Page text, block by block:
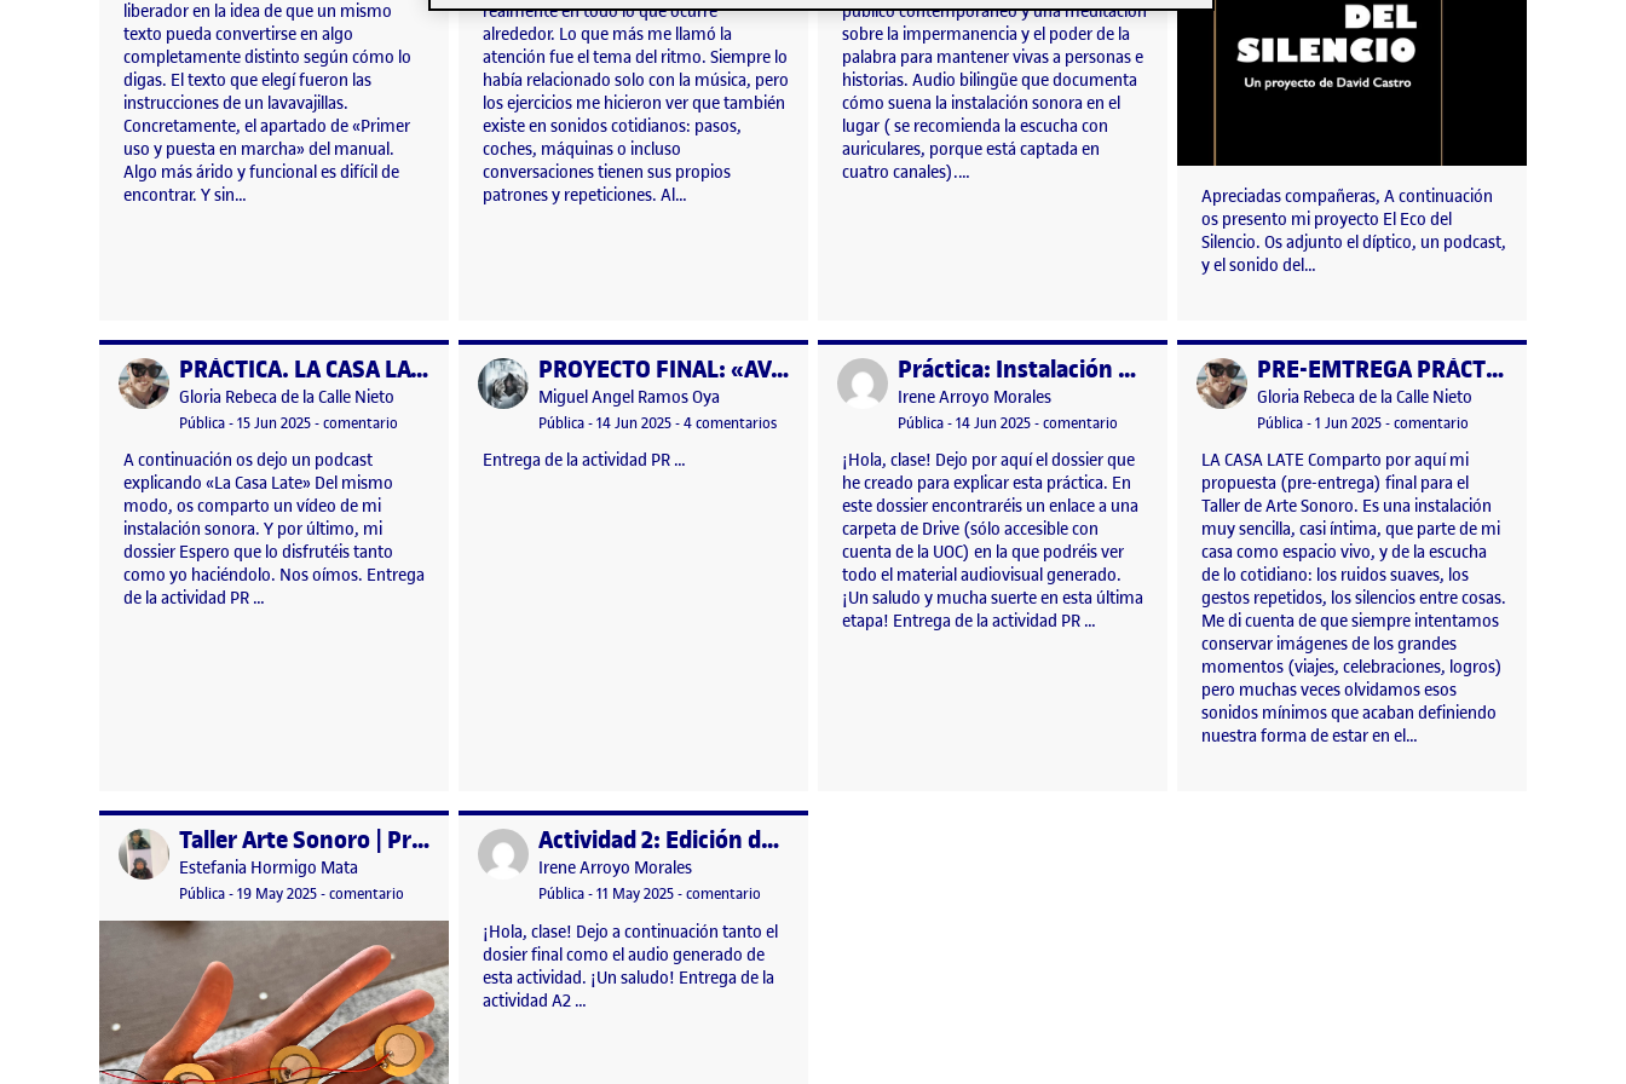
liberador en la idea de que un mismo
texto pueda convertirse en algo
completamente distinto según cómo lo
digas. El texto que elegí fueron las
instrucciones de un lavavajillas.
Concretamente, el apartado de «Primer
uso y puesta en marcha» del manual.
Algo más árido y funcional es difícil de
encontrar. Y sin…
realmente en todo lo que ocurre
alrededor. Lo que más me llamó la
atención fue el tema del ritmo. Siempre lo
había relacionado solo con la música, pero
los ejercicios me hicieron ver que también
existe en sonidos cotidianos: pasos,
coches, máquinas o incluso
conversaciones tienen sus propios
patrones y repeticiones. Al…
público contemporáneo y una meditación
sobre la impermanencia y el poder de la
palabra para mantener vivas a personas e
historias. Audio bilingüe que documenta
cómo suena la instalación sonora en el
lugar ( se recomienda la escucha con
auriculares, porque está captada en
cuatro canales).…
Apreciadas compañeras, A continuación
os presento mi proyecto El Eco del
Silencio. Os adjunto el díptico, un podcast,
y el sonido del…
Publicado por PRÁCTICA. LA CASA LATE
Publicado por
Gloria Rebeca de la Calle Nieto
Visibilidad:
Pública-Fecha de publicación
15 Jun 202523 septiembre, 2025 7:10 pm
-comentario en PRÁCTICA. LA CASA LATE
A continuación os dejo un podcast
explicando «La Casa Late» Del mismo
modo, os comparto un vídeo de mi
instalación sonora. Y por último, mi
dossier Espero que lo disfrutéis tanto
como yo haciéndolo. Nos oímos. Entrega
de la actividad PR …
Publicado por PROYECTO FINAL: «AVANCE AL PASADO» CUBA 2024
Publicado por
Miguel Angel Ramos Oya
Visibilidad:
Pública-Fecha de publicación
14 Jun 202514 junio, 2025 8:30 pm
-4 comentariosen PROYECTO FINAL: «AVANCE AL PASADO» CUBA 2024
Entrega de la actividad PR …
Publicado por Práctica: Instalación Sonora
Publicado por
Irene Arroyo Morales
Visibilidad:
Pública-Fecha de publicación
14 Jun 202523 febrero, 2026 10:51 pm
-comentario en Práctica: Instalación Sonora
¡Hola, clase! Dejo por aquí el dossier que
he creado para explicar esta práctica. En
este dossier encontraréis un enlace a una
carpeta de Drive (sólo accesible con
cuenta de la UOC) en la que podréis ver
todo el material audiovisual generado.
¡Un saludo y mucha suerte en esta última
etapa! Entrega de la actividad PR …
Publicado por PRE-EMTREGA PRÁCTICA
Publicado por
Gloria Rebeca de la Calle Nieto
Visibilidad:
Pública-Fecha de publicación
1 Jun 202523 septiembre, 2025 7:11 pm
-comentario
LA CASA LATE Comparto por aquí mi
propuesta (pre-entrega) final para el
Taller de Arte Sonoro. Es una instalación
muy sencilla, casi íntima, que parte de mi
casa como espacio vivo, y de la escucha
de lo cotidiano: los ruidos suaves, los
gestos repetidos, los silencios entre cosas.
Me di cuenta de que siempre intentamos
conservar imágenes de los grandes
momentos (viajes, celebraciones, logros)
pero muchas veces olvidamos esos
sonidos mínimos que acaban definiendo
nuestra forma de estar en el…
Publicado por Taller Arte Sonoro | Preparación Entrega Final
Publicado por
Estefania Hormigo Mata
Visibilidad:
Pública-Fecha de publicación
19 May 202519 mayo, 2025 12:51 pm
-comentario en Taller Arte Sonoro | Preparación Entrega Final
Publicado por Actividad 2: Edición de Sonido
Publicado por
Irene Arroyo Morales
Visibilidad:
Pública-Fecha de publicación
11 May 202523 febrero, 2026 10:50 pm
-comentario
¡Hola, clase! Dejo a continuación tanto el
dosier final como el audio generado de
esta actividad. ¡Un saludo! Entrega de la
actividad A2 …